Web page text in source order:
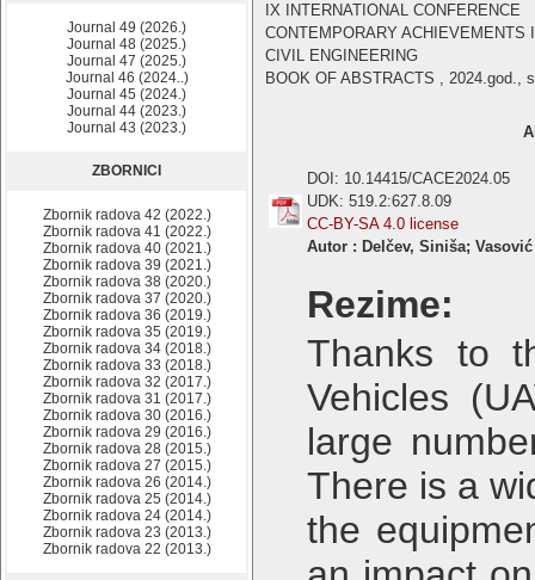
Journal 49 (2026.)
Journal 48 (2025.)
Journal 47 (2025.)
Journal 46 (2024..)
Journal 45 (2024.)
Journal 44 (2023.)
Journal 43 (2023.)
ZBORNICI
Zbornik radova 42 (2022.)
Zbornik radova 41 (2022.)
Zbornik radova 40 (2021.)
Zbornik radova 39 (2021.)
Zbornik radova 38 (2020.)
Zbornik radova 37 (2020.)
Zbornik radova 36 (2019.)
Zbornik radova 35 (2019.)
Zbornik radova 34 (2018.)
Zbornik radova 33 (2018.)
Zbornik radova 32 (2017.)
Zbornik radova 31 (2017.)
Zbornik radova 30 (2016.)
Zbornik radova 29 (2016.)
Zbornik radova 28 (2015.)
Zbornik radova 27 (2015.)
Zbornik radova 26 (2014.)
Zbornik radova 25 (2014.)
Zbornik radova 24 (2014.)
Zbornik radova 23 (2013.)
Zbornik radova 22 (2013.)
IX INTERNATIONAL CONFERENCE
CONTEMPORARY ACHIEVEMENTS
CIVIL ENGINEERING
BOOK OF ABSTRACTS , 2024.god.,
DOI: 10.14415/CACE2024.05
UDK: 519.2:627.8.09
CC-BY-SA 4.0 license
Autor : Delčev, Siniša;
Rezime:
Thanks to
Vehicles
large
There is a
the